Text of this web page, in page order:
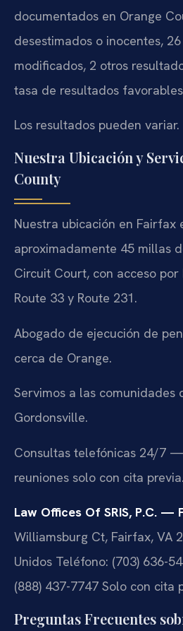
documentados en Orange
desestimados o inocentes,
modificados, 2 otros
tasa de resultados
Los resultados pueden variar.
Nuestra Ubicación y
County
Nuestra ubicación en Fairfax
aproximadamente 45 millas
Circuit Court, con acceso por
Route 33 y Route 231.
Abogado de ejecución de
cerca de Orange.
Servimos a las comunidades
Gordonsville.
Consultas telefónicas 24/7
reuniones solo con cita previa.
Law Offices Of SRIS, P.C. —
Williamsburg Ct, Fairfax, VA
Unidos Teléfono: (703) 636-
(888) 437-7747 Solo con cita
Preguntas Frecuentes